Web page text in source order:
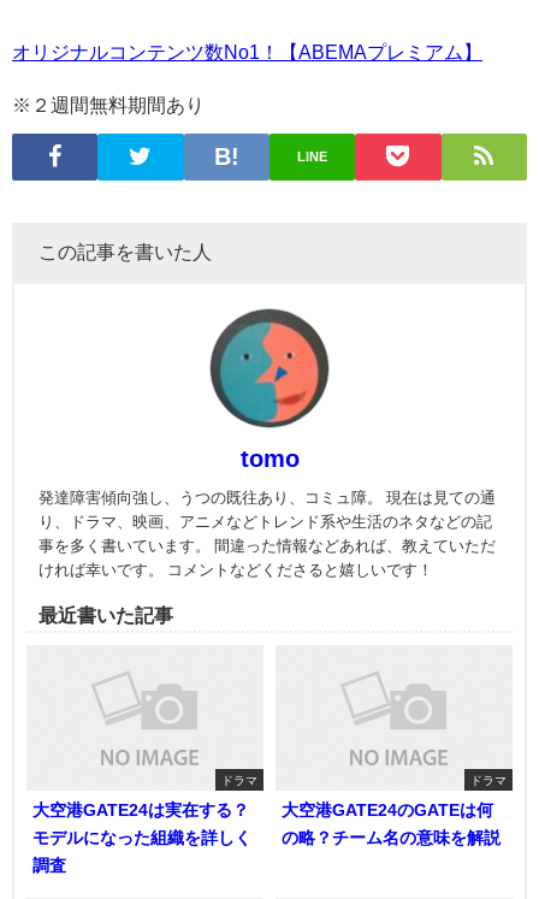
オリジナルコンテンツ数No1！【ABEMAプレミアム】
※２週間無料期間あり
LINE
この記事を書いた人
tomo
発達障害傾向強し、うつの既往あり、コミュ障。 現在は見ての通
り、ドラマ、映画、アニメなどトレンド系や生活のネタなどの記
事を多く書いています。 間違った情報などあれば、教えていただ
ければ幸いです。 コメントなどくださると嬉しいです！
最近書いた記事
ドラマ
大空港GATE24は実在する？
モデルになった組織を詳しく
調査
ドラマ
大空港GATE24のGATEは何
の略？チーム名の意味を解説